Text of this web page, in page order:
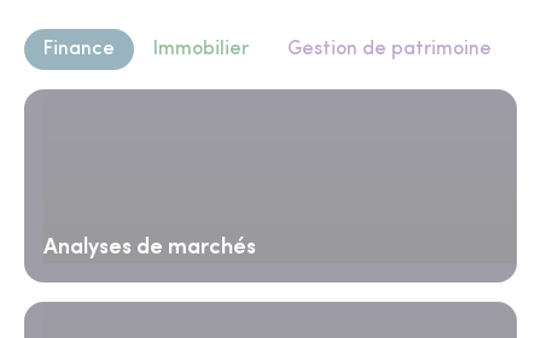
Finance Immobilier Gestion de patrimoine
Analyses de marchés